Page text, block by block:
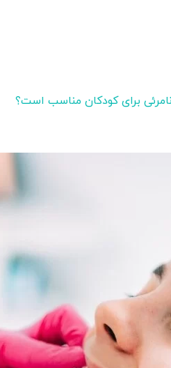
برای کودکان مناسب است؟